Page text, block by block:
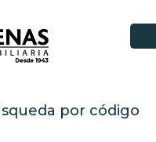
por código